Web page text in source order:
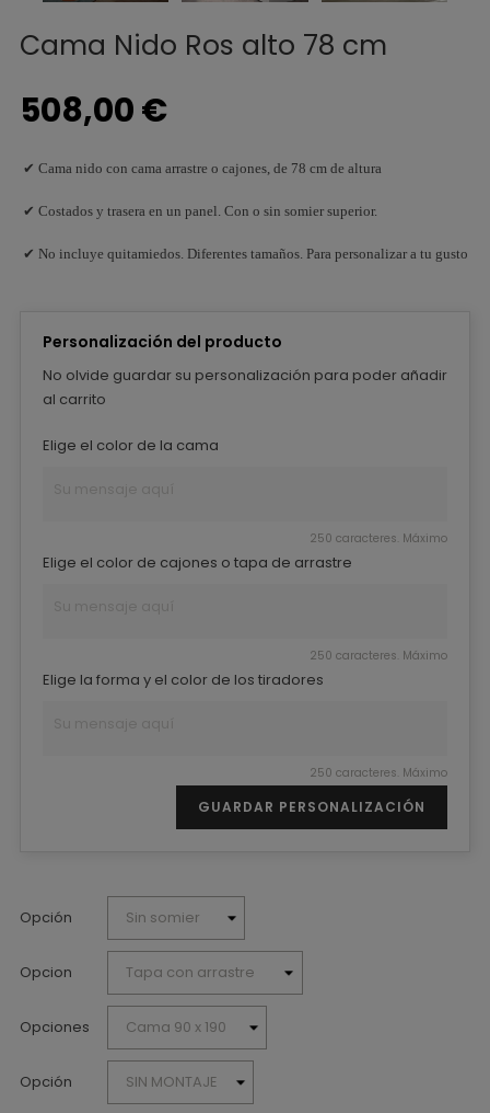
Cama Nido Ros alto 78 cm
508,00 €
✔ Cama nido con cama arrastre o cajones, de 78 cm de altura
✔ Costados y trasera en un panel. Con o sin somier superior.
✔ No incluye quitamiedos. Diferentes tamaños. Para personalizar a tu gusto
Personalización del producto
No olvide guardar su personalización para poder añadir
al carrito
Elige el color de la cama
250 caracteres. Máximo
Elige el color de cajones o tapa de arrastre
250 caracteres. Máximo
Elige la forma y el color de los tiradores
250 caracteres. Máximo
GUARDAR PERSONALIZACIÓN
Opción
Opcion
Opciones
Opción